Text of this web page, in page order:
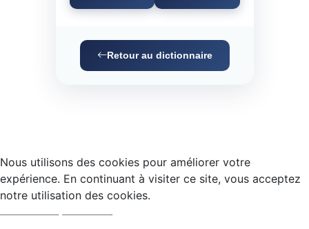
Retour au dictionnaire
Nous utilisons des cookies pour améliorer votre
expérience. En continuant à visiter ce site, vous acceptez
notre utilisation des cookies.